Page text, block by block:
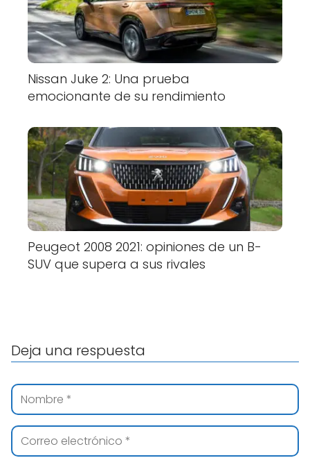
Nissan Juke 2: Una prueba
emocionante de su rendimiento
Peugeot 2008 2021: opiniones de un B-
SUV que supera a sus rivales
Deja una respuesta